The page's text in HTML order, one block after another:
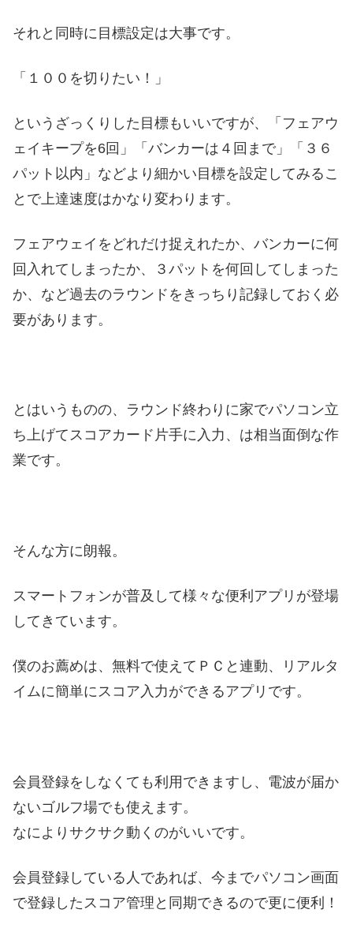
それと同時に目標設定は大事です。
「１００を切りたい！」
というざっくりした目標もいいですが、「フェアウ
ェイキープを6回」「バンカーは４回まで」「３６
パット以内」などより細かい目標を設定してみるこ
とで上達速度はかなり変わります。
フェアウェイをどれだけ捉えれたか、バンカーに何
回入れてしまったか、３パットを何回してしまった
か、など過去のラウンドをきっちり記録しておく必
要があります。
とはいうものの、ラウンド終わりに家でパソコン立
ち上げてスコアカード片手に入力、は相当面倒な作
業です。
そんな方に朗報。
スマートフォンが普及して様々な便利アプリが登場
してきています。
僕のお薦めは、無料で使えてＰＣと連動、リアルタ
イムに簡単にスコア入力ができるアプリです。
会員登録をしなくても利用できますし、電波が届か
ないゴルフ場でも使えます。
なによりサクサク動くのがいいです。
会員登録している人であれば、今までパソコン画面
で登録したスコア管理と同期できるので更に便利！